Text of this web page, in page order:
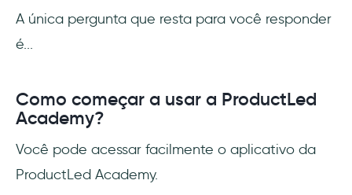
A única pergunta que resta para você responder
é...
Como começar a usar a ProductLed
Academy?
Você pode acessar facilmente o aplicativo da
ProductLed Academy.